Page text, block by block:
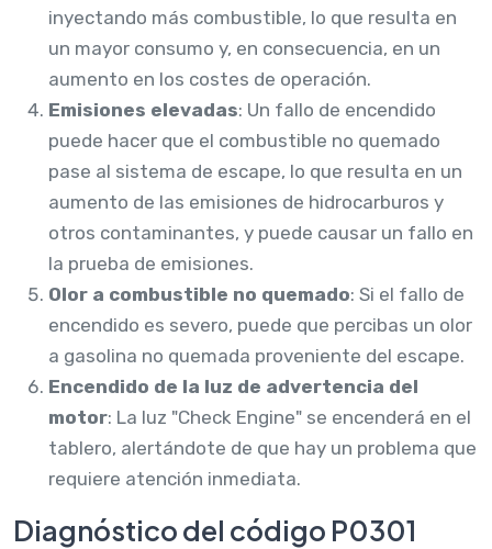
inyectando más combustible, lo que resulta en
un mayor consumo y, en consecuencia, en un
aumento en los costes de operación.
Emisiones elevadas: Un fallo de encendido
puede hacer que el combustible no quemado
pase al sistema de escape, lo que resulta en un
aumento de las emisiones de hidrocarburos y
otros contaminantes, y puede causar un fallo en
la prueba de emisiones.
Olor a combustible no quemado: Si el fallo de
encendido es severo, puede que percibas un olor
a gasolina no quemada proveniente del escape.
Encendido de la luz de advertencia del
motor: La luz "Check Engine" se encenderá en el
tablero, alertándote de que hay un problema que
requiere atención inmediata.
Diagnóstico del código P0301